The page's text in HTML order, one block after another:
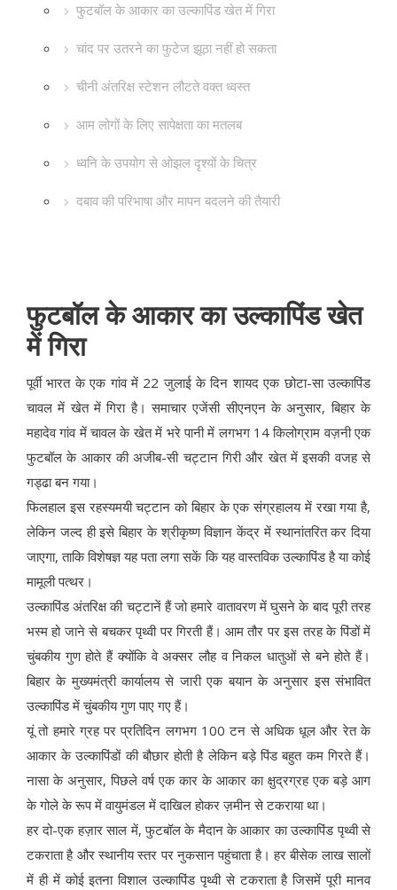
फुटबॉल के आकार का उल्कापिंड खेत में गिरा
चांद पर उतरने का फुटेज झूठा नहीं हो सकता
चीनी अंतरिक्ष स्टेशन लौटते वक्त ध्वस्त
आम लोगों के लिए सापेक्षता का मतलब
ध्वनि के उपयोग से ओझल दृश्यों के चित्र
दबाव की परिभाषा और मापन बदलने की तैयारी
फुटबॉल के आकार का उल्कापिंड खेत
में गिरा
पूर्वी भारत के एक गांव में 22 जुलाई के दिन शायद एक छोटा-सा उल्कापिंड
चावल में खेत में गिरा है। समाचार एजेंसी सीएनएन के अनुसार, बिहार के
महादेव गांव में चावल के खेत में भरे पानी में लगभग 14 किलोग्राम वज़नी एक
फुटबॉल के आकार की अजीब-सी चट्टान गिरी और खेत में इसकी वजह से
गड्ढा बन गया।
फिलहाल इस रहस्यमयी चट्टान को बिहार के एक संग्रहालय में रखा गया है,
लेकिन जल्द ही इसे बिहार के श्रीकृष्ण विज्ञान केंद्र में स्थानांतरित कर दिया
जाएगा, ताकि विशेषज्ञ यह पता लगा सकें कि यह वास्तविक उल्कापिंड है या कोई
मामूली पत्थर।
उल्कापिंड अंतरिक्ष की चट्टानें हैं जो हमारे वातावरण में घुसने के बाद पूरी तरह
भस्म हो जाने से बचकर पृथ्वी पर गिरती हैं। आम तौर पर इस तरह के पिंडों में
चुंबकीय गुण होते हैं क्योंकि वे अक्सर लौह व निकल धातुओं से बने होते हैं।
बिहार के मुख्यमंत्री कार्यालय से जारी एक बयान के अनुसार इस संभावित
उल्कापिंड में चुंबकीय गुण पाए गए हैं।
यूं तो हमारे ग्रह पर प्रतिदिन लगभग 100 टन से अधिक धूल और रेत के
आकार के उल्कापिंडों की बौछार होती है लेकिन बड़े पिंड बहुत कम गिरते हैं।
नासा के अनुसार, पिछले वर्ष एक कार के आकार का क्षुद्रग्रह एक बड़े आग
के गोले के रूप में वायुमंडल में दाखिल होकर ज़मीन से टकराया था।
हर दो-एक हज़ार साल में, फुटबॉल के मैदान के आकार का उल्कापिंड पृथ्वी से
टकराता है और स्थानीय स्तर पर नुकसान पहुंचाता है। हर बीसेक लाख सालों
में ही में कोई इतना विशाल उल्कापिंड पृथ्वी से टकराता है जिसमें पूरी मानव